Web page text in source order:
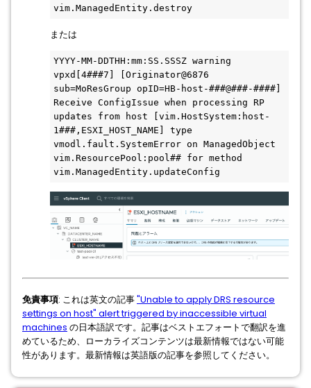
vim.ManagedEntity.destroy
または
YYYY-MM-DDTHH:mm:SS.SSSZ warning
vpxd[4###7] [Originator@6876
sub=MoResGroup opID=HB-host-###@###-####]
Receive ConfigIssue when processing RP
updates from host [vim.HostSystem:host-
1###,ESXI_HOST_NAME] type
vmodl.fault.SystemError on ManagedObject
vim.ResourcePool:pool## for method
vim.ManagedEntity.updateConfig
免責事項: これは英文の記事"Unable to apply DRS resource
settings on host" alert triggered by inaccessible virtual
machines の日本語訳です。記事はベストエフォートで翻訳を進
めているため、ローカライズコンテンツは最新情報ではない可能
性があります。最新情報は英語版の記事を参照してください。